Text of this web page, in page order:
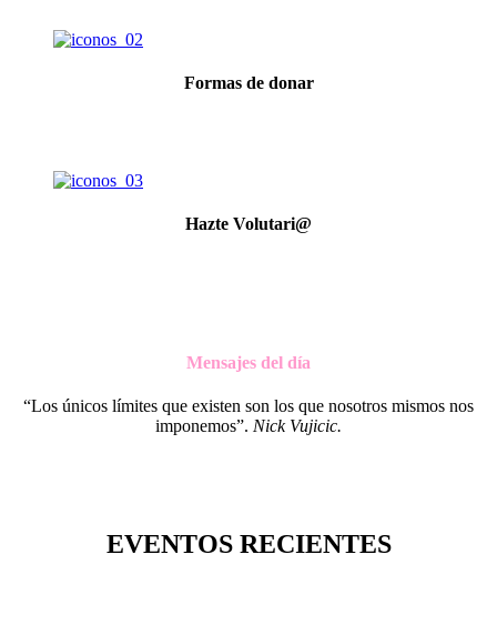
Formas de donar
Hazte Volutari@
Mensajes del día
“Los únicos límites que existen son los que nosotros mismos nos
imponemos”. Nick Vujicic.
EVENTOS RECIENTES